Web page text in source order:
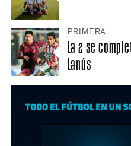
PRIMERA
La 2 se
Lanús